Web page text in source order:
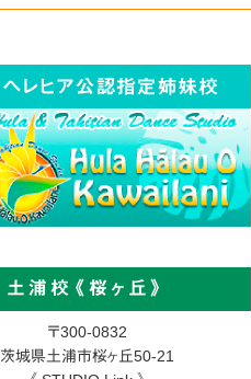
土浦校《桜ヶ丘》
〒300-0832
茨城県土浦市桜ヶ丘50-21